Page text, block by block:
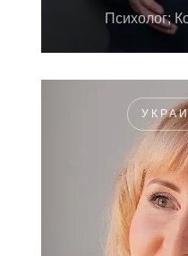
Психолог;